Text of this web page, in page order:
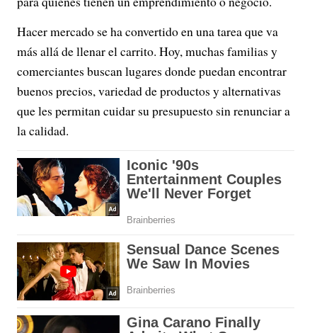
Hacer mercado se ha convertido en una tarea que va
más allá de llenar el carrito. Hoy, muchas familias y
comerciantes buscan lugares donde puedan encontrar
buenos precios, variedad de productos y alternativas
que les permitan cuidar su presupuesto sin renunciar a
la calidad.